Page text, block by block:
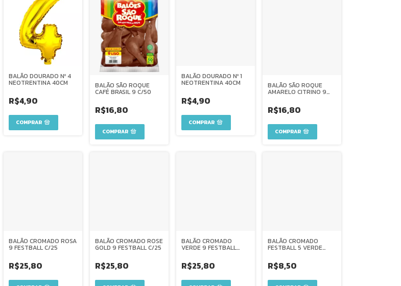
BALÃO DOURADO Nº 4
NEOTRENTINA 40CM
R$4,90
BALÃO SÃO ROQUE
CAFÉ BRASIL 9 C/50
R$16,80
BALÃO DOURADO Nº 1
NEOTRENTINA 40CM
R$4,90
BALÃO SÃO ROQUE
AMARELO CITRINO 9
R$16,80
BALÃO CROMADO ROSA
9 FESTBALL C/25
R$25,80
BALÃO CROMADO ROSE
GOLD 9 FESTBALL C/25
R$25,80
BALÃO CROMADO
VERDE 9 FESTBALL
R$25,80
BALÃO CROMADO
FESTBALL 5 VERDE
R$8,50